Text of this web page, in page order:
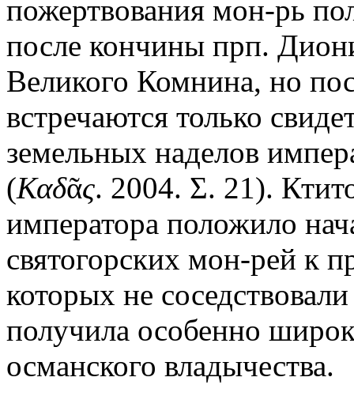
пожертвования мон-рь
после кончины прп.
Великого Комнина, но
встречаются только
земельных наделов
(Καδᾶς. 2004. Σ. 21).
императора положило
святогорских мон-рей к
которых не
получила особенно
османского владычества.